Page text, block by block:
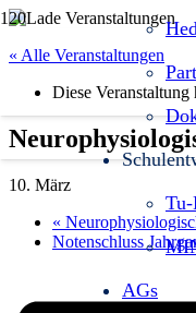
AGs
« Alle Veranstaltungen
Diese Veranstaltung
10. März
«
Notenschluss